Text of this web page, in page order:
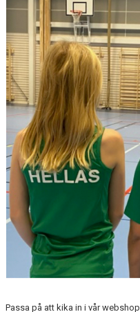
DOKUMENT
FÖR TRÄNARE
FÖR MEDLEMMAR
RESULTAT - STATISTIK
BOKNING
Passa på att kika in i vår